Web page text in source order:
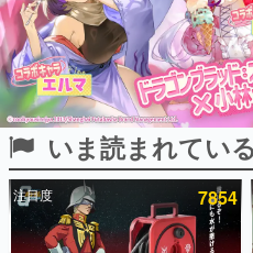
ピックアップ
電ファミのいま読まれている記
いま読まれてい
注目度 7854